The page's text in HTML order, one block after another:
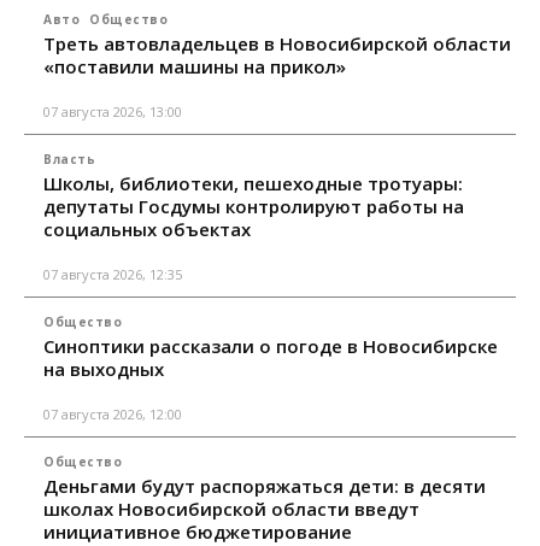
Авто Общество
Треть автовладельцев в Новосибирской области
«поставили машины на прикол»
07 августа 2026, 13:00
Власть
Школы, библиотеки, пешеходные тротуары:
депутаты Госдумы контролируют работы на
социальных объектах
07 августа 2026, 12:35
Общество
Синоптики рассказали о погоде в Новосибирске
на выходных
07 августа 2026, 12:00
Общество
Деньгами будут распоряжаться дети: в десяти
школах Новосибирской области введут
инициативное бюджетирование